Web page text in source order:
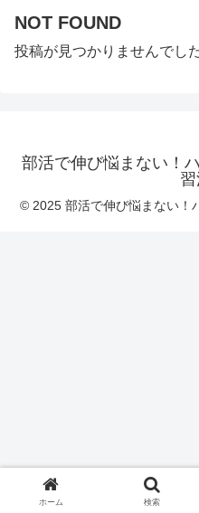
NOT FOUND
投稿が見つかりませんでした
部活で伸び悩まない！
© 2025 部活で伸び悩まない！
ホーム 検索